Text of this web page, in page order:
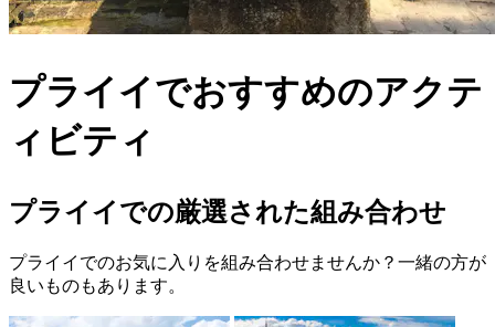
プライイでおすすめのアクテ
ィビティ
プライイでの厳選された組み合わせ
プライイでのお気に入りを組み合わせませんか？一緒の方が
良いものもあります。